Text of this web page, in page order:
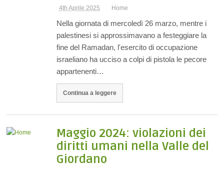
4th Aprile 2025 Home
Nella giornata di mercoledì 26 marzo, mentre i
palestinesi si approssimavano a festeggiare la
fine del Ramadan, l'esercito di occupazione
israeliano ha ucciso a colpi di pistola le pecore
appartenenti…
Continua a leggere
Maggio 2024: violazioni dei
diritti umani nella Valle del
Giordano